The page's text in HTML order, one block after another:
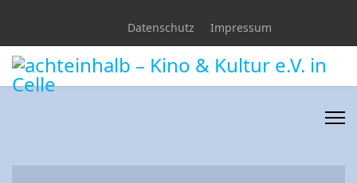
Impressum
Datenschutz